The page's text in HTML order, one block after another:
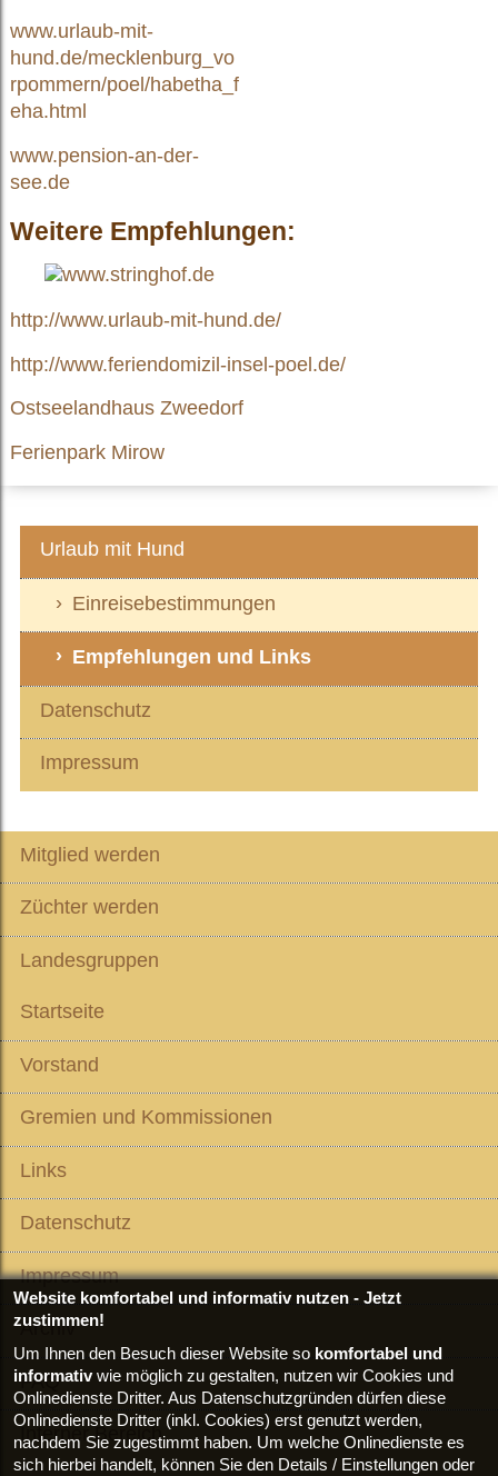
www.urlaub-mit-
hund.de/mecklenburg_vo
rpommern/poel/habetha_f
eha.html
www.pension-an-der-
see.de
Weitere Empfehlungen:
http://www.urlaub-mit-hund.de/
http://www.feriendomizil-insel-poel.de/
Ostseelandhaus Zweedorf
Ferienpark Mirow
Urlaub mit Hund
Einreisebestimmungen
Empfehlungen und Links
Datenschutz
Impressum
Mitglied werden
Züchter werden
Landesgruppen
Startseite
Vorstand
Gremien und Kommissionen
Links
Datenschutz
Impressum
Archiv
FAQ
Interner Bereich
Website komfortabel und informativ nutzen - Jetzt
zustimmen!
Um Ihnen den Besuch dieser Website so komfortabel und
informativwie möglich zu gestalten, nutzen wir Cookies und
Onlinedienste Dritter. Aus Datenschutzgründen dürfen diese
Onlinedienste Dritter (inkl. Cookies) erst genutzt werden,
nachdem Sie zugestimmt haben. Um welche Onlinedienste es
sich hierbei handelt, können Sie den Details / Einstellungen oder